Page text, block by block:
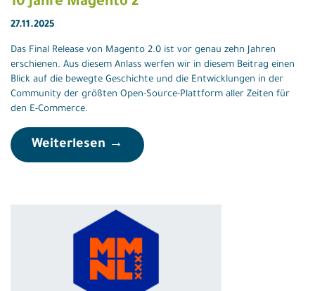
27.11.2025
Das Final Release von Magento 2.0 ist vor genau zehn Jahren
erschienen. Aus diesem Anlass werfen wir in diesem Beitrag einen
Blick auf die bewegte Geschichte und die Entwicklungen in der
Community der größten Open-Source-Plattform aller Zeiten für
den E-Commerce.
Weiterlesen →